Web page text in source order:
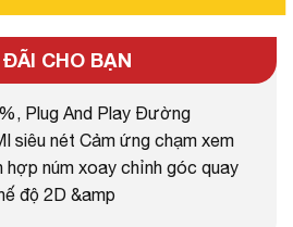
CHO BẠN
Plug And Play Đường
siêu nét Cảm ứng chạm xem
núm xoay chỉnh góc quay
độ 2D &amp